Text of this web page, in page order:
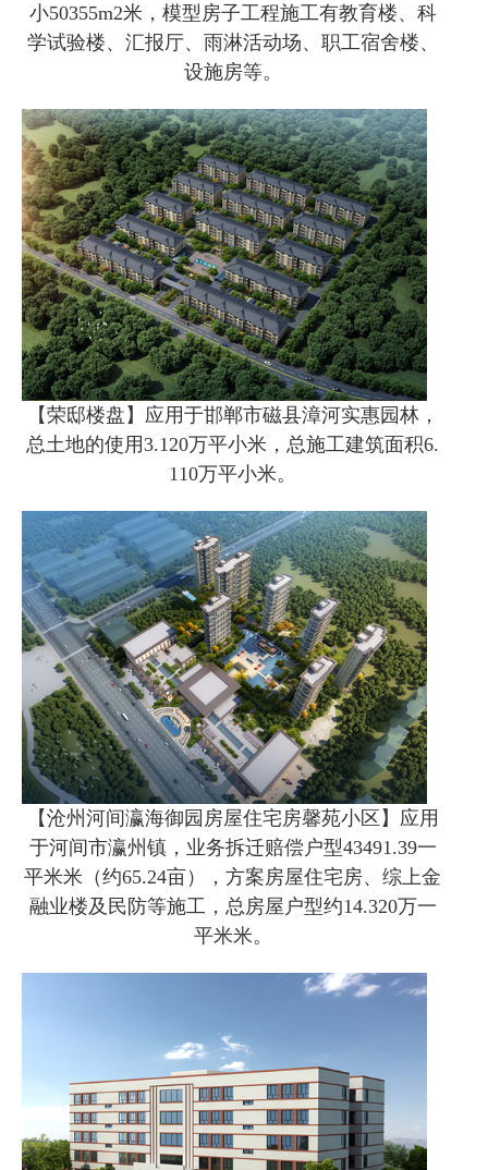
小50355m2米，模型房子工程施工有教育楼、科
学试验楼、汇报厅、雨淋活动场、职工宿舍楼、
设施房等。
【荣邸楼盘】应用于邯郸市磁县漳河实惠园林，
总土地的使用3.120万平小米，总施工建筑面积6.
110万平小米。
【沧州河间瀛海御园房屋住宅房馨苑小区】应用
于河间市瀛州镇，业务拆迁赔偿户型43491.39一
平米米（约65.24亩），方案房屋住宅房、综上金
融业楼及民防等施工，总房屋户型约14.320万一
平米米。